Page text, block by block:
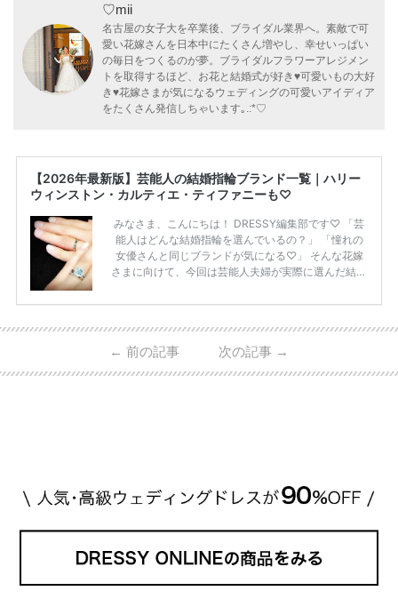
♡mii
名古屋の女子大を卒業後、ブライダル業界へ。素敵で可
愛い花嫁さんを日本中にたくさん増やし、幸せいっぱい
の毎日をつくるのが夢。ブライダルフラワーアレジメン
トを取得するほど、お花と結婚式が好き♥可愛いもの大好
き♥花嫁さまが気になるウェディングの可愛いアイディア
をたくさん発信しちゃいます｡.:*♡
【2026年最新版】芸能人の結婚指輪ブランド一覧｜ハリー
ウィンストン・カルティエ・ティファニーも♡
みなさま、こんにちは！ DRESSY編集部です♡ 「芸
能人はどんな結婚指輪を選んでいるの？」 「憧れの
女優さんと同じブランドが気になる♡」 そんな花嫁
さまに向けて、今回は芸能人夫婦が実際に選んだ結婚
ーウィンストンやカルティエ、ティファニーなど世界
日本で人気のブランドまで幅広くご紹介。 さらに、
・愛用している芸能人夫婦 ・リングの特徴や魅力 ・
← 前の記事 次の記事 →